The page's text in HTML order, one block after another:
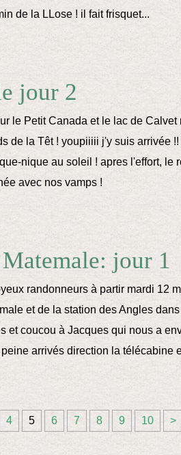
de la LLose ! il fait frisquet...
jour 2
le Petit Canada et le lac de Calvet
de la Têt ! youpiiiii j'y suis arrivée !!
nique au soleil ! apres l'effort, le
avec nos vamps !
jour 1
randonneurs à partir mardi 12
et de la station des Angles
et coucou à Jacques qui nous a
arrivés direction la télécabine
4 5 6 7 8 9 10
2
3
4
>